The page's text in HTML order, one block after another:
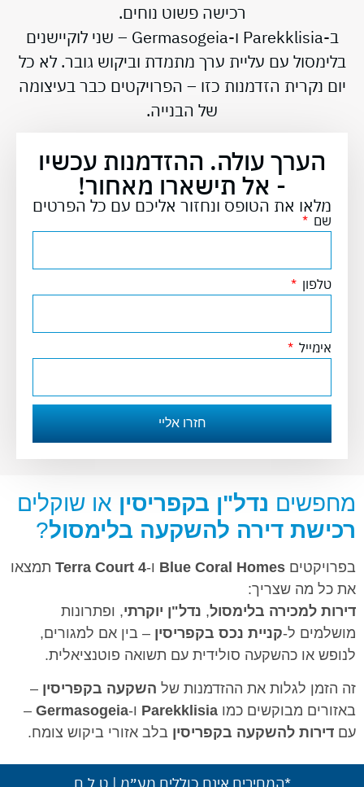
רכישה פשוט נוחים.
ב-Parekklisia ו-Germasogeia – שני לוקיישנים
בלימסול עם עליית ערך מתמדת וביקוש גובר. לא כל
יום נקרית הזדמנות כזו – הפרויקטים כבר בעיצומה
של הבנייה.
הערך עולה. ההזדמנות עכשיו
- אל תישארו מאחור!
מלאו את הטופס ונחזור אליכם עם כל הפרטים
שם
טלפון
אימייל
חזרו אליי
מחפשים נדל"ן בקפריסין או שוקלים
רכישת דירה להשקעה בלימסול?
בפרויקטים Blue Coral Homes ו-Terra Court 4 תמצאו
את כל מה שצריך:
דירות למכירה בלימסול, נדל"ן יוקרתי, ופתרונות
מושלמים ל-קניית נכס בקפריסין – בין אם למגורים,
לנופש או כהשקעה סולידית עם תשואה פוטנציאלית.
זה הזמן לגלות את ההזדמנות של השקעה בקפריסין –
באזורים מבוקשים כמו Parekklisia ו-Germasogeia
–
עם דירות להשקעה בקפריסין בלב אזורי ביקוש צומח.
*המחירים אינם כוללים מע״מ | ט.ל.ח